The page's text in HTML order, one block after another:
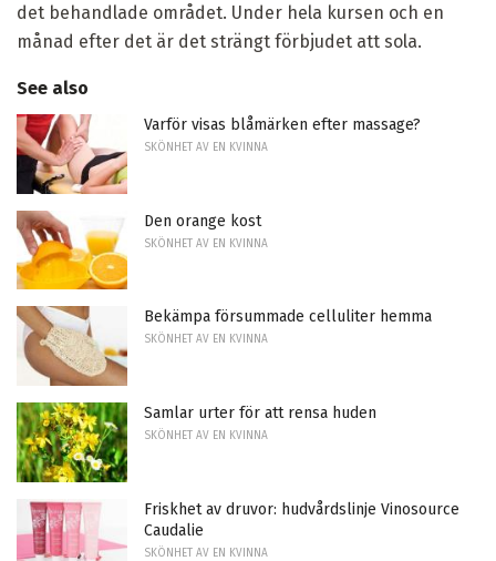
det behandlade området. Under hela kursen och en
månad efter det är det strängt förbjudet att sola.
See also
Varför visas blåmärken efter massage?
SKÖNHET AV EN KVINNA
Den orange kost
SKÖNHET AV EN KVINNA
Bekämpa försummade celluliter hemma
SKÖNHET AV EN KVINNA
Samlar urter för att rensa huden
SKÖNHET AV EN KVINNA
Friskhet av druvor: hudvårdslinje Vinosource
Caudalie
SKÖNHET AV EN KVINNA